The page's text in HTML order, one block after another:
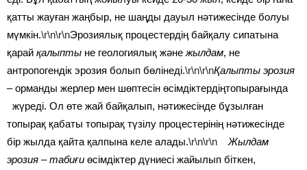
қатты жауған жаңбыр, не шаңды дауыл нәтижесінде болуы
мүмкін.\r\n\r\nЭрозиялық процестердің байқалу сипатына
қарай қалыпты не геологиялық және жылдам, не
антропогендік эрозия болып бөлінеді.\r\n\r\nҚалыпты эрозия
– орманды жерлер мен шөптесін өсімдіктердіңтопырағында
жүреді. Ол өте жай байқалып, нәтижесінде бұзылған
топырақ қабаты топырақ түзілу процестерінің нәтижесінде
бір жылда қайта қалпына келе алады.\r\n\r\n Жылдам
эрозия – табиғи өсімдіктер дүниесі жайылып біткен,